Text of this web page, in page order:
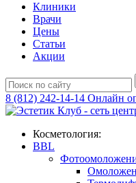
Клиники
Врачи
Цены
Статьи
Акции
8 (812) 242-14-14 Онлайн
Косметология:
BBL